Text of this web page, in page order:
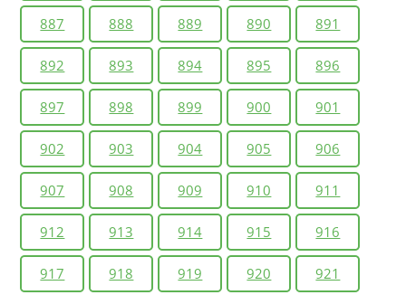
887 888 889 890 891
892 893 894 895 896
897 898 899 900 901
902 903 904 905 906
907 908 909 910 911
912 913 914 915 916
917 918 919 920 921